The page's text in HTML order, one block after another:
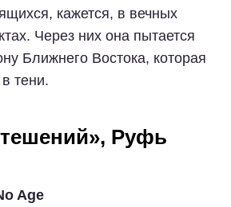
кажется, в вечных
Через них она пытается
Ближнего Востока, которая
тени.
Руфь
Age